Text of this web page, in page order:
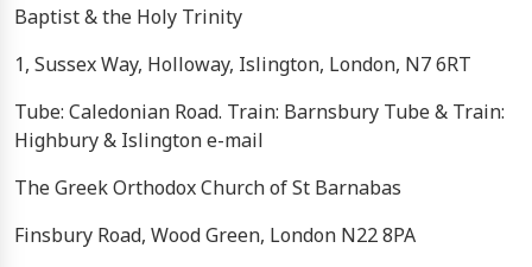
Baptist & the Holy Trinity
1, Sussex Way, Holloway, Islington, London, N7 6RT
Tube: Caledonian Road. Train: Barnsbury Tube & Train:
Highbury & Islington e-mail
The Greek Orthodox Church of St Barnabas
Finsbury Road, Wood Green, London N22 8PA